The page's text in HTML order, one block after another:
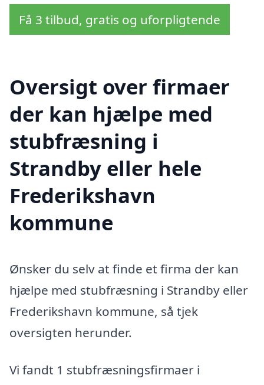
Få 3 tilbud, gratis og uforpligtende
Oversigt over firmaer
der kan hjælpe med
stubfræsning i
Strandby eller hele
Frederikshavn
kommune
Ønsker du selv at finde et firma der kan
hjælpe med stubfræsning i Strandby eller
Frederikshavn kommune, så tjek
oversigten herunder.
Vi fandt 1 stubfræsningsfirmaer i